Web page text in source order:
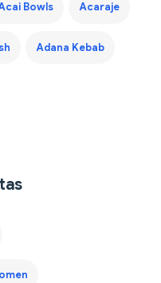
Bowls Acaraje
Adana Kebab